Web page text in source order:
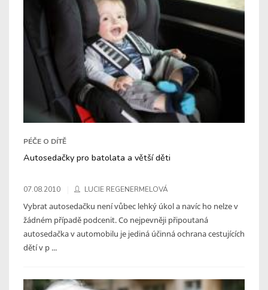
PÉČE O DÍTĚ
Autosedačky pro batolata a větší děti
07.08.2010 LUCIE REGENERMELOVÁ
Vybrat autosedačku není vůbec lehký úkol a navíc ho nelze v
žádném případě podcenit. Co nejpevněji připoutaná
autosedačka v automobilu je jediná účinná ochrana cestujících
dětí v p ...